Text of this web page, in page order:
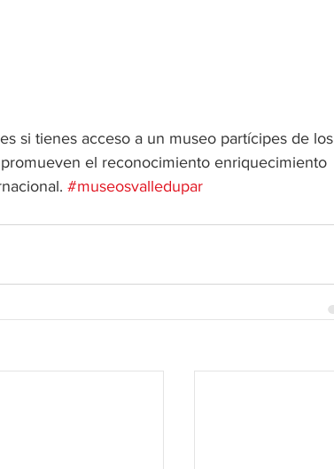
si tienes acceso a un museo partícipes de los
el reconocimiento enriquecimiento
#museosvalledupar